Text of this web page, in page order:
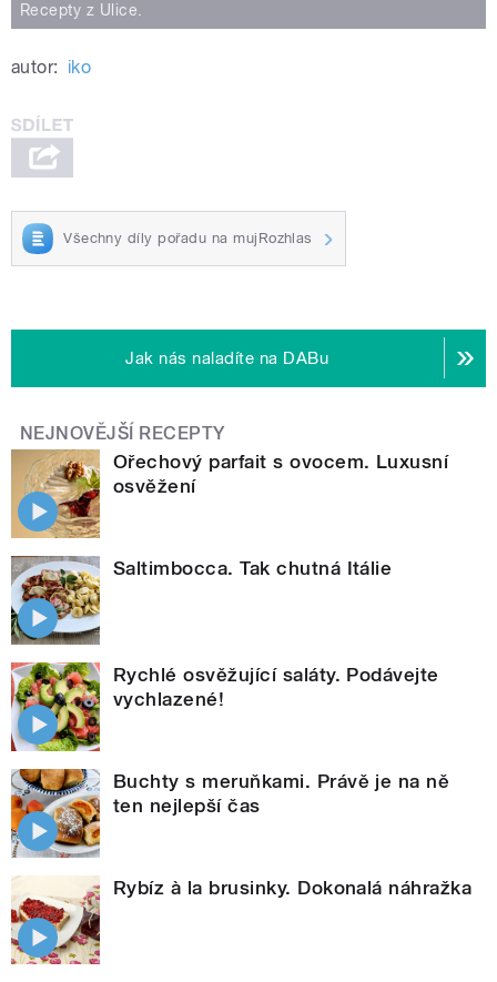
Recepty z Ulice.
autor: iko
Všechny díly pořadu na mujRozhlas
Jak nás naladíte na DABu
NEJNOVĚJŠÍ RECEPTY
Ořechový parfait s ovocem. Luxusní
osvěžení
Saltimbocca. Tak chutná Itálie
Rychlé osvěžující saláty. Podávejte
vychlazené!
Buchty s meruňkami. Právě je na ně
ten nejlepší čas
Rybíz à la brusinky. Dokonalá náhražka